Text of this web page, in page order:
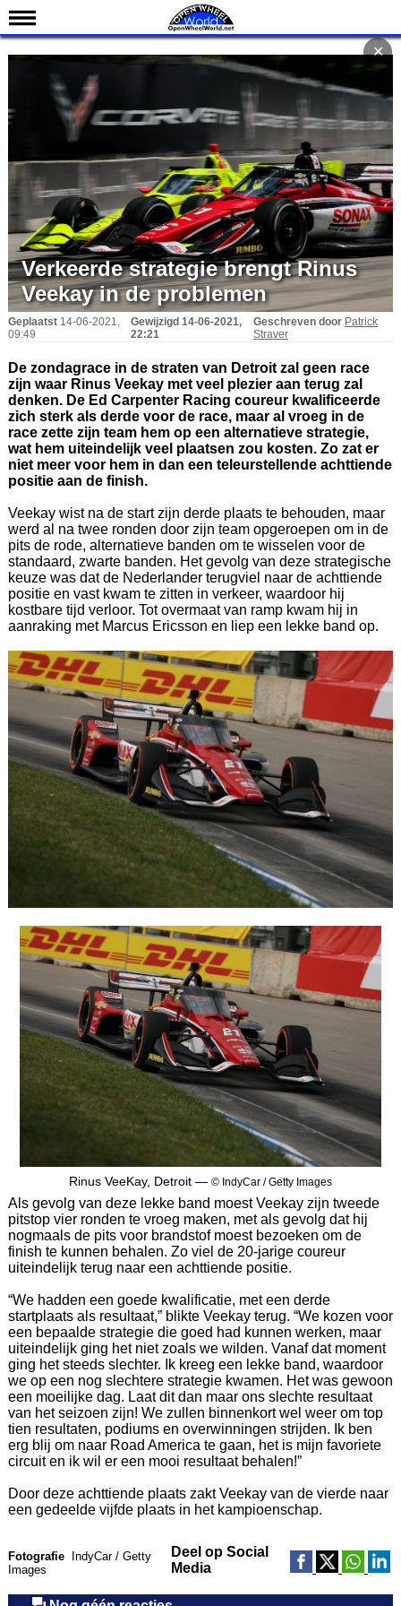
Nieuws
Kalender
Uitslagen
Coureurs
Teams
IndyCar 101
Indy 500
English
Verkeerde strategie brengt Rinus
Veekay in de problemen
Geplaatst 14-06-2021,
09:49
Gewijzigd 14-06-2021,
22:21
Geschreven door Patrick
Straver
De zondagrace in de straten van Detroit zal geen race
zijn waar Rinus Veekay met veel plezier aan terug zal
denken. De Ed Carpenter Racing coureur kwalificeerde
zich sterk als derde voor de race, maar al vroeg in de
race zette zijn team hem op een alternatieve strategie,
wat hem uiteindelijk veel plaatsen zou kosten. Zo zat er
niet meer voor hem in dan een teleurstellende achttiende
positie aan de finish.
Veekay wist na de start zijn derde plaats te behouden, maar
werd al na twee ronden door zijn team opgeroepen om in de
pits de rode, alternatieve banden om te wisselen voor de
standaard, zwarte banden. Het gevolg van deze strategische
keuze was dat de Nederlander terugviel naar de achttiende
positie en vast kwam te zitten in verkeer, waardoor hij
kostbare tijd verloor. Tot overmaat van ramp kwam hij in
aanraking met Marcus Ericsson en liep een lekke band op.
✕
Rinus VeeKay, Detroit — © IndyCar / Getty Images
Als gevolg van deze lekke band moest Veekay zijn tweede
pitstop vier ronden te vroeg maken, met als gevolg dat hij
nogmaals de pits voor brandstof moest bezoeken om de
finish te kunnen behalen. Zo viel de 20-jarige coureur
uiteindelijk terug naar een achttiende positie.
“We hadden een goede kwalificatie, met een derde
startplaats als resultaat,” blikte Veekay terug. “We kozen voor
een bepaalde strategie die goed had kunnen werken, maar
uiteindelijk ging het niet zoals we wilden. Vanaf dat moment
ging het steeds slechter. Ik kreeg een lekke band, waardoor
we op een nog slechtere strategie kwamen. Het was gewoon
een moeilijke dag. Laat dit dan maar ons slechte resultaat
van het seizoen zijn! We zullen binnenkort wel weer om top
tien resultaten, podiums en overwinningen strijden. Ik ben
erg blij om naar Road America te gaan, het is mijn favoriete
circuit en ik wil er een mooi resultaat behalen!”
Door deze achttiende plaats zakt Veekay van de vierde naar
een gedeelde vijfde plaats in het kampioenschap.
Fotografie
IndyCar / Getty
Images
Deel op Social
Media